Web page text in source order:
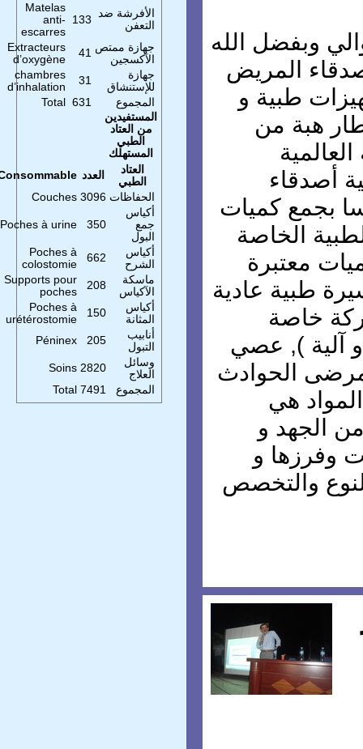
الأفرشة ضد
التعفن
133
Matelas
anti-
escarres
جهازة ممتص
الآكسجين
41
Extracteurs
d’oxygène
جهازة
للإستنشاق
31
chambres
d’inhalation
المجموع
631
Total
المستفيدين
من العتاد
الطبي
المستهلك
العتاد
الطبي
العدد
Consommable
الحفاظات 3096
Couches
أكياس
جمع
البول
350
Poches à urine
أكياس
الشرح
662
Poches à
colostomie
ماسكة
الآكياس
208
Supports pour
poches
أكياس
المثانة
150
Poches à
urétérostomie
أنابيب
التبول
205
Péninex
وسائل
العلاج
2820
Soins
المجموع
7491
Total
وبفضل الله
المريض
طبية و
هبة من
أصدقاء
بجمع كميات
الخاصة
معتبرة
طبية عادية
خاصة
آلية ), عصي
الحوادث
هي
الجهد و
وفرزها و
والتخصص